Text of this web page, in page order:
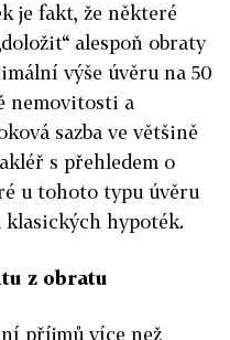
je fakt, že některé
alespoň obraty
výše úvěru na 50
nemovitosti a
sazba ve většině
s přehledem o
u tohoto typu úvěru
klasických hypoték.
z obratu
příjmů více než